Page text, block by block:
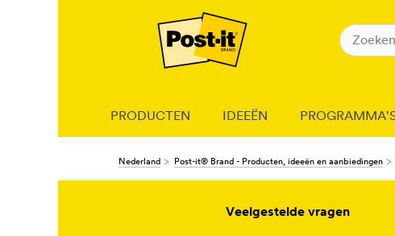
PRODUCTEN IDEEËN
Nederland Post-it® Brand - Producten, ideeën en aanbiedingen
Veelgestelde vragen